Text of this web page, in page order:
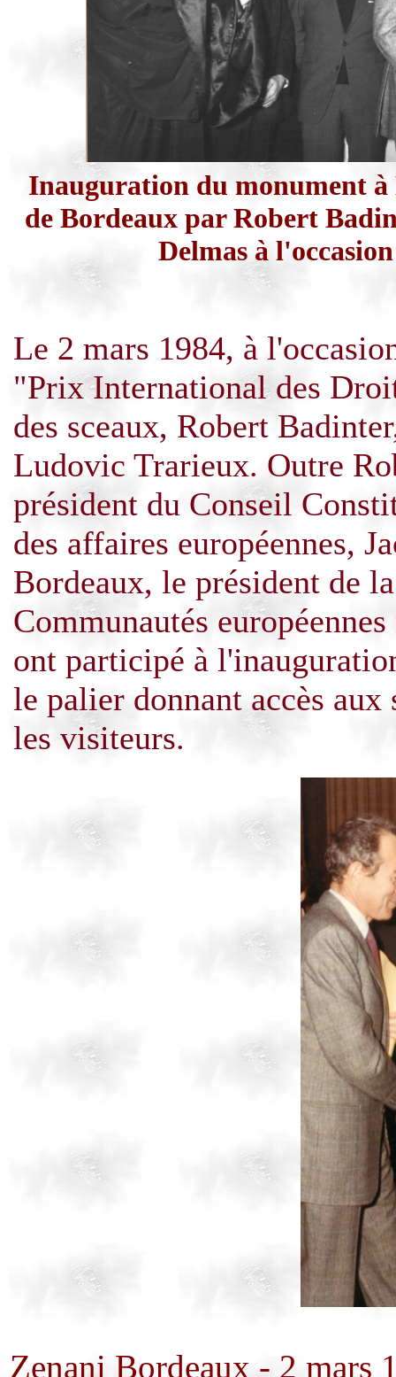
Inauguration du monument
de Bordeaux par Robert
Delmas à
Le 2 mars 1984, à
"Prix International des
des sceaux, Robert
Ludovic Trarieux. Outre
président du Conseil
des affaires européennes,
Bordeaux, le président de
Communautés
ont participé à
le palier donnant accès
les visiteurs.
Zenani Bordeaux - 2 mars